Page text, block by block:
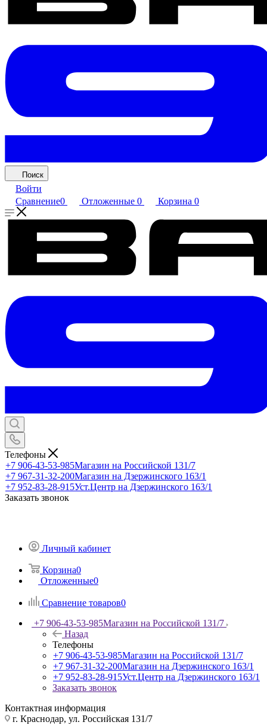
Поиск
Войти
Сравнение0 Отложенные 0 Корзина 0
Телефоны
+7 906-43-53-985Магазин на Российской 131/7
+7 967-31-32-200Магазин на Дзержинского 163/1
+7 952-83-28-915Уст.Центр на Дзержинского 163/1
Заказать звонок
Личный кабинет
Корзина0
Отложенные0
Сравнение товаров0
+7 906-43-53-985Магазин на Российской 131/7
Назад
Телефоны
+7 906-43-53-985Магазин на Российской 131/7
+7 967-31-32-200Магазин на Дзержинского 163/1
+7 952-83-28-915Уст.Центр на Дзержинского 163/1
Заказать звонок
Контактная информация
г. Краснодар, ул. Российская 131/7